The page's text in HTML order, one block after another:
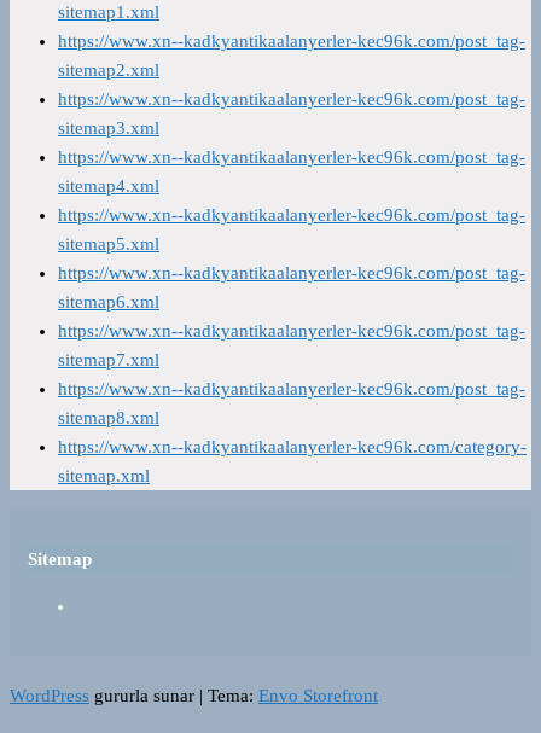
sitemap1.xml
https://www.xn--kadkyantikaalanyerler-kec96k.com/post_tag-
sitemap2.xml
https://www.xn--kadkyantikaalanyerler-kec96k.com/post_tag-
sitemap3.xml
https://www.xn--kadkyantikaalanyerler-kec96k.com/post_tag-
sitemap4.xml
https://www.xn--kadkyantikaalanyerler-kec96k.com/post_tag-
sitemap5.xml
https://www.xn--kadkyantikaalanyerler-kec96k.com/post_tag-
sitemap6.xml
https://www.xn--kadkyantikaalanyerler-kec96k.com/post_tag-
sitemap7.xml
https://www.xn--kadkyantikaalanyerler-kec96k.com/post_tag-
sitemap8.xml
https://www.xn--kadkyantikaalanyerler-kec96k.com/category-
sitemap.xml
Sitemap
WordPress gururla sunar | Tema: Envo Storefront